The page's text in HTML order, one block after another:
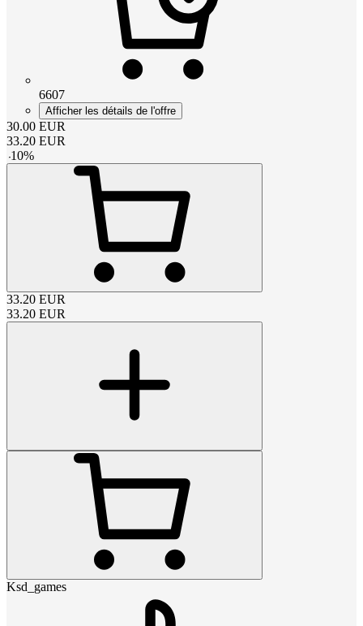
6607
Afficher les détails de l'offre
30.00 EUR
33.20 EUR
-10%
33.20 EUR
33.20 EUR
Ksd_games